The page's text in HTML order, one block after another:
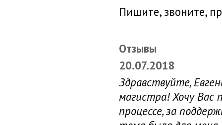
Пишите, звоните,
Отзывы
20.07.2018
Здравствуйте,
магистра! Хочу Вас
процессе, за